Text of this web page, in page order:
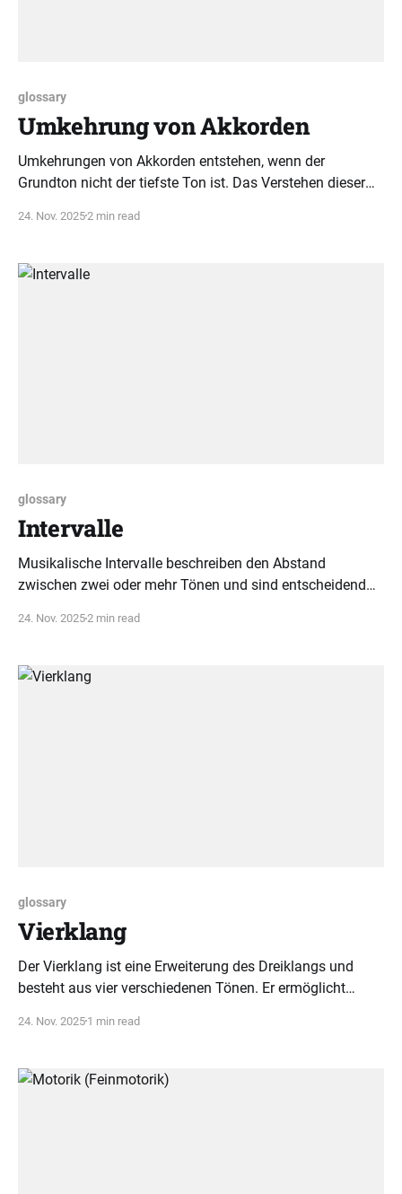
glossary
Umkehrung von Akkorden
Umkehrungen von Akkorden entstehen, wenn der
Grundton nicht der tiefste Ton ist. Das Verstehen dieser
kreatives Spielen.
24. Nov. 20252 min read
glossary
Intervalle
Musikalische Intervalle beschreiben den Abstand
zwischen zwei oder mehr Tönen und sind entscheidend
24. Nov. 20252 min read
glossary
Vierklang
Der Vierklang ist eine Erweiterung des Dreiklangs und
besteht aus vier verschiedenen Tönen. Er ermöglicht
Musikstile.
24. Nov. 2025 1 min read